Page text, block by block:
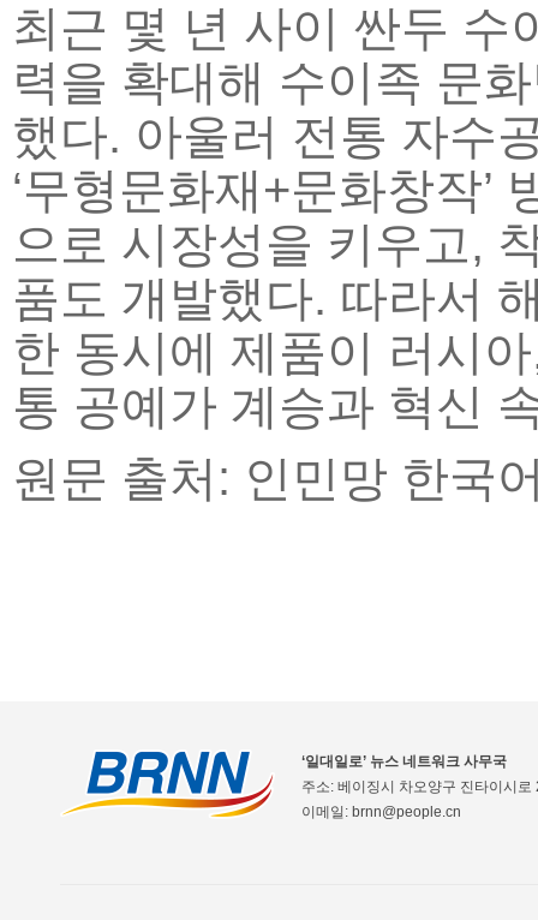
최근 몇 년 사이 싼두 수
력을 확대해 수이족 문
했다. 아울러 전통 자수
‘무형문화재+문화창작’
으로 시장성을 키우고,
품도 개발했다. 따라서
한 동시에 제품이 러시
통 공예가 계승과 혁신
원문 출처: 인민망 한국
‘일대일로’ 뉴스 네트워크 사무국
주소: 베이징시 차오양구 진타이시
이메일: brnn@people.cn